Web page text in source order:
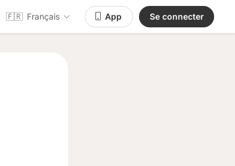
🇫🇷 Français App Se connecter